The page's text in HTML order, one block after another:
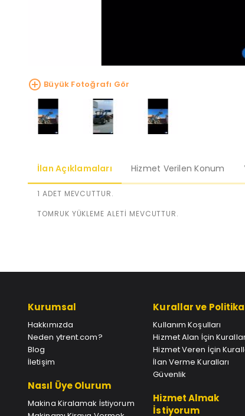
Büyük Fotoğrafı Gör
İlan Açıklamaları Hizmet Verilen Konum
1 ADET MEVCUTTUR.
TOMRUK YÜKLEME ALETİ MEVCUTTUR.
Kurumsal
Hakkımızda
Neden ytrent.com?
Blog
İletişim
Nasıl Üye Olurum
Makina Kiralamak İstiyorum
Kurallar ve
Kullanım Koşulları
Hizmet Alan İçin
Hizmet Veren İçin
İlan Verme Kuralları
Güvenlik
Hizmet Almak
İstiyorum